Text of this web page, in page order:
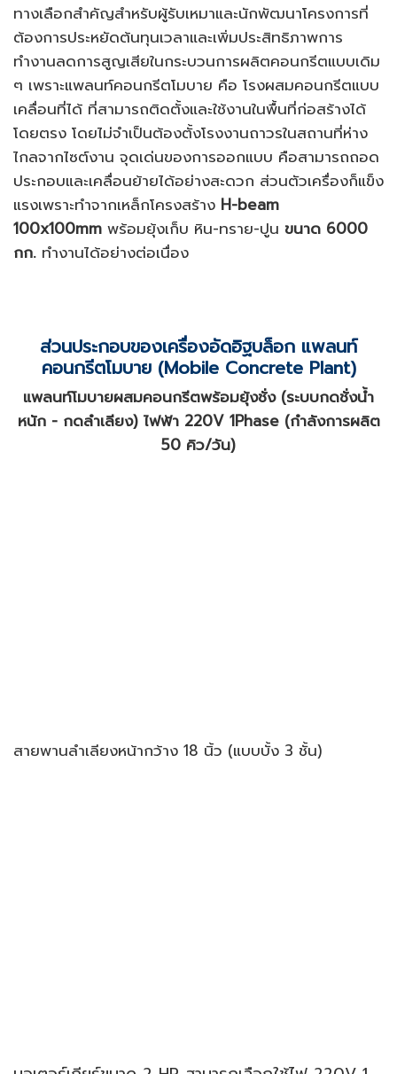
ทางเลือกสำคัญสำหรับผู้รับเหมาและนักพัฒนาโครงการที่
ต้องการประหยัดต้นทุนเวลาและเพิ่มประสิทธิภาพการ
ทำงานลดการสูญเสียในกระบวนการผลิตคอนกรีตแบบเดิม
ๆ เพราะแพลนท์คอนกรีตโมบาย คือ โรงผสมคอนกรีตแบบ
เคลื่อนที่ได้ ที่สามารถติดตั้งและใช้งานในพื้นที่ก่อสร้างได้
โดยตรง โดยไม่จำเป็นต้องตั้งโรงงานถาวรในสถานที่ห่าง
ไกลจากไซต์งาน จุดเด่นของการออกแบบ คือสามารถถอด
ประกอบและเคลื่อนย้ายได้อย่างสะดวก ส่วนตัวเครื่องก็แข็ง
แรงเพราะทำจากเหล็กโครงสร้าง H-beam
100x100mm พร้อมยุ้งเก็บ หิน-ทราย-ปูน ขนาด 6000
กก. ทำงานได้อย่างต่อเนื่อง
ส่วนประกอบของเครื่องอัดอิฐบล็อก แพลนท์
คอนกรีตโมบาย (Mobile Concrete Plant)
แพลนท์โมบายผสมคอนกรีตพร้อมยุ้งชั่ง (ระบบกดชั่งน้ำ
หนัก - กดลำเลียง) ไฟฟ้า 220V 1Phase (กำลังการผลิต
50 คิว/วัน)
สายพานลำเลียงหน้ากว้าง 18 นิ้ว (แบบบั้ง 3 ชั้น)